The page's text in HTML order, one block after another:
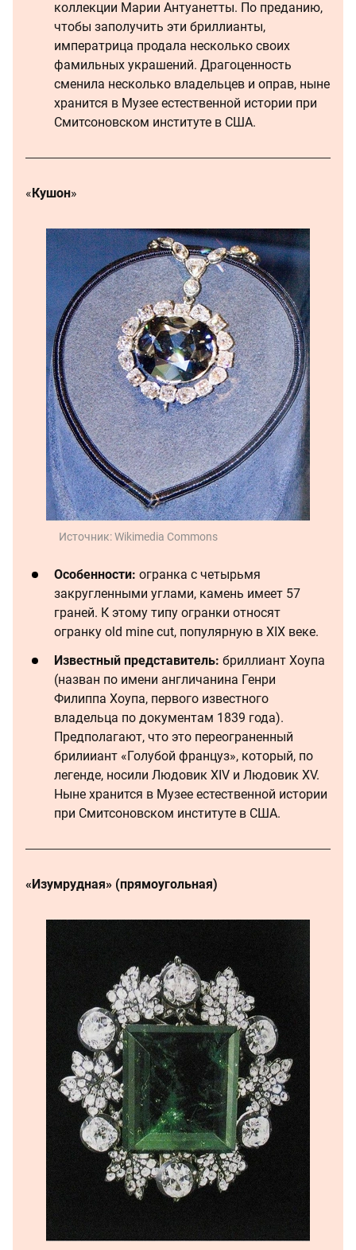
коллекции Марии Антуанетты. По преданию,
чтобы заполучить эти бриллианты,
императрица продала несколько своих
фамильных украшений. Драгоценность
сменила несколько владельцев и оправ, ныне
хранится в Музее естественной истории при
Смитсоновском институте в США.
«Кушон»
Источник:Wikimedia Commons
Особенности: огранка с четырьмя
закругленными углами, камень имеет 57
граней. К этому типу огранки относят
огранку old mine cut, популярную в XIX веке.
Известный представитель: бриллиант Хоупа
(назван по имени англичанина Генри
Филиппа Хоупа, первого известного
владельца по документам 1839 года).
Предполагают, что это переограненный
брилииант «Голубой француз», который, по
легенде, носили Людовик XIV и Людовик XV.
Ныне хранится в Музее естественной истории
при Смитсоновском институте в США.
«Изумрудная» (прямоугольная)